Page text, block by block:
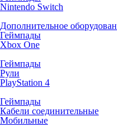
Nintendo Switch
Дополнительное
Геймпады
Xbox One
Геймпады
Рули
PlayStation 4
Геймпады
Кабели соединительные
Мобильные